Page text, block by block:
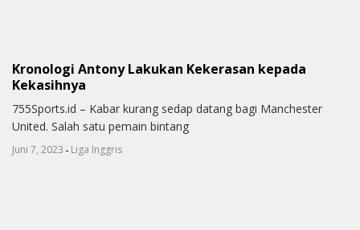
Kronologi Antony Lakukan Kekerasan kepada
Kekasihnya
755Sports.id – Kabar kurang sedap datang bagi Manchester
United. Salah satu pemain bintang
Juni 7, 2023 - Liga Inggris